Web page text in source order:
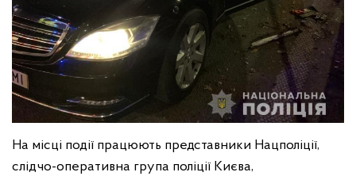
На місці події працюють представники Нацполіції,
слідчо-оперативна група поліції Києва,